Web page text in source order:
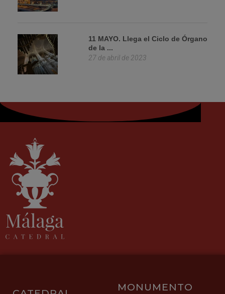
11 MAYO. Llega el Ciclo de Órgano
de la ...
27 de abril de 2023
MONUMENTO